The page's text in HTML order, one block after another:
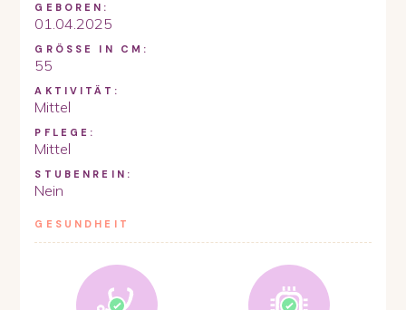
GEBOREN:
01.04.2025
GRÖSSE IN CM:
55
AKTIVITÄT:
Mittel
PFLEGE:
Mittel
STUBENREIN:
Nein
GESUNDHEIT